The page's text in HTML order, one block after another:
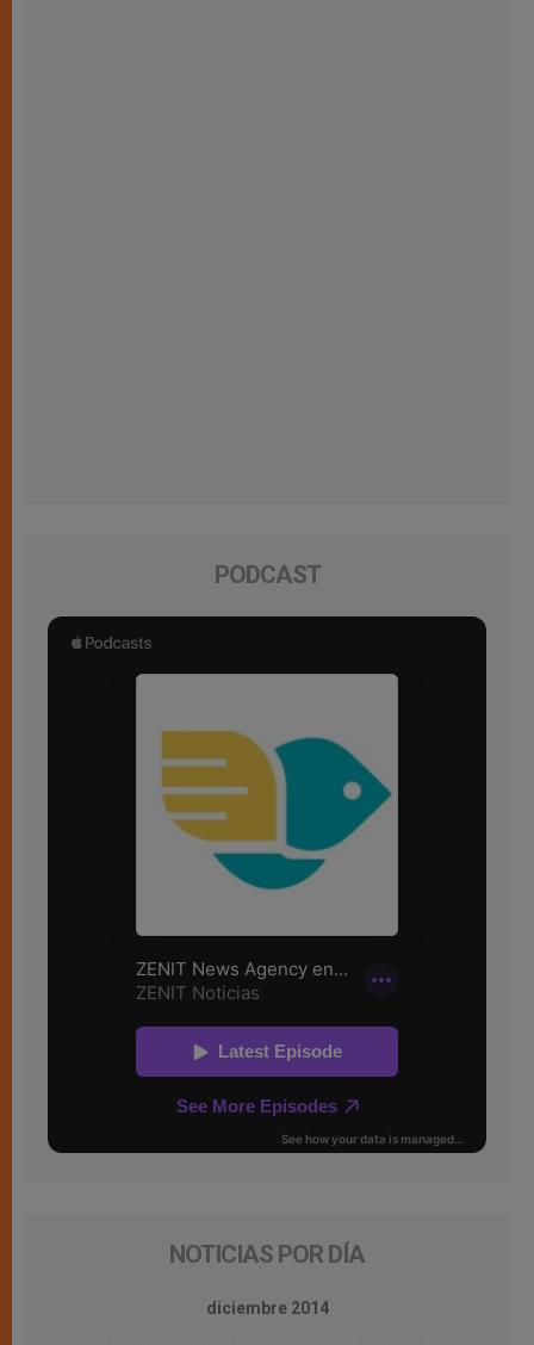
PODCAST
NOTICIAS POR DÍA
diciembre 2014